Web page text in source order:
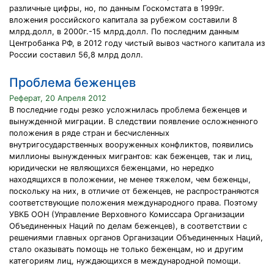
различные цифры, но, по данным Госкомстата в 1999г.
вложения российского капитала за рубежом составили 8
млрд.долл, в 2000г.-15 млрд.долл. По последним данным
Центробанка РФ, в 2012 году чистый вывоз частного капитала из
России составил 56,8 млрд долл.
Проблема беженцев
Реферат, 20 Апреля 2012
В последние годы резко усложнилась проблема беженцев и
вынужденной миграции. В следствии появление осложненного
положения в ряде стран и бесчисленных
внутригосударственных вооруженных конфликтов, появились
миллионы вынужденных мигрантов: как беженцев, так и лиц,
юридически не являющихся беженцами, но нередко
находящихся в положении, не менее тяжелом, чем беженцы,
поскольку на них, в отличие от беженцев, не распространяются
соответствующие положения международного права. Поэтому
УВКБ ООН (Управление Верховного Комиссара Организации
Объединенных Наций по делам беженцев), в соответствии с
решениями главных органов Организации Объединенных Наций,
стало оказывать помощь не только беженцам, но и другим
категориям лиц, нуждающихся в международной помощи.